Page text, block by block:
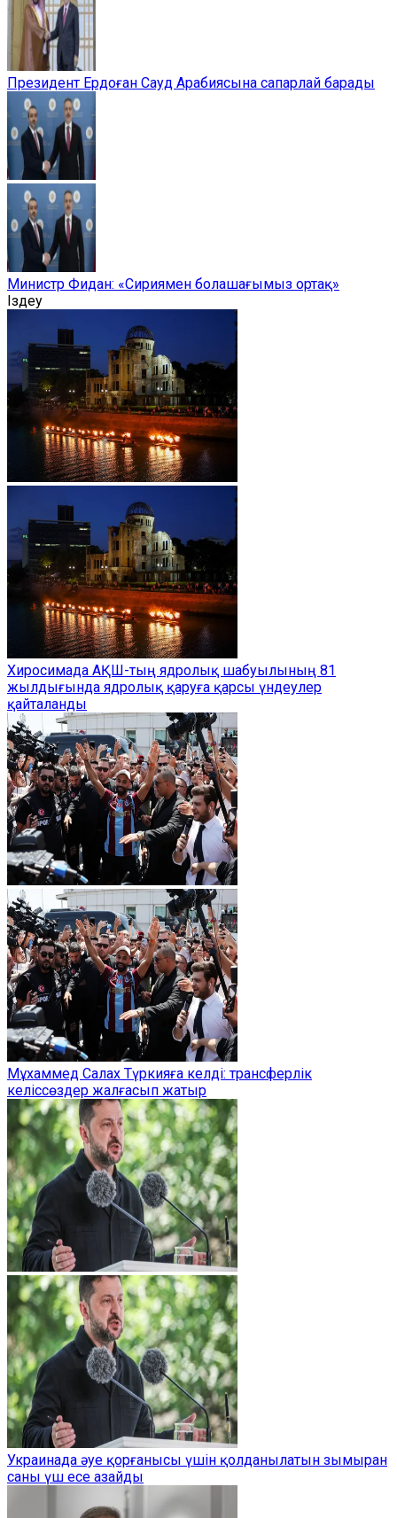
Президент Ердоған Сауд Арабиясына сапарлай барады
Министр Фидан: «Сириямен болашағымыз ортақ»
Іздеу
Хиросимада АҚШ-тың ядролық шабуылының 81
жылдығында ядролық қаруға қарсы үндеулер
қайталанды
Мұхаммед Салах Түркияға келді: трансферлік
келіссөздер жалғасып жатыр
Украинада әуе қорғанысы үшін қолданылатын зымыран
саны үш есе азайды